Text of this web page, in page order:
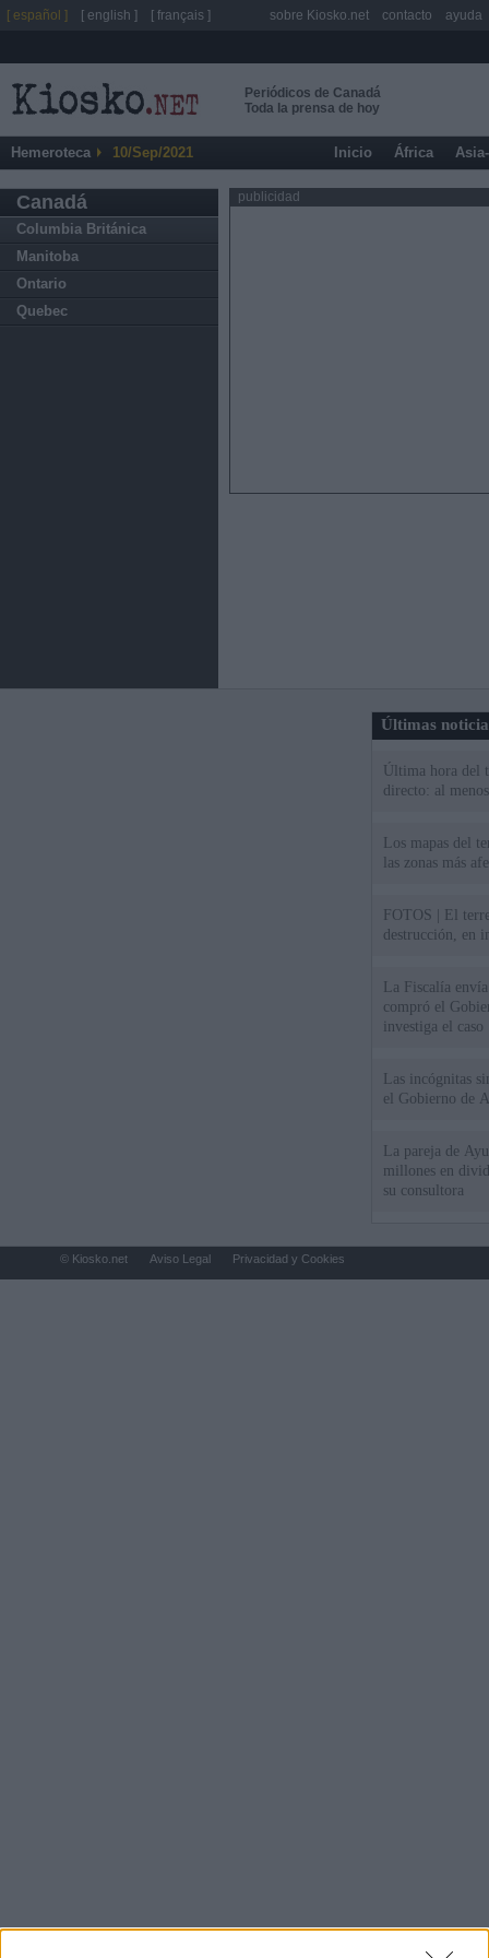
Periódicos de Canadá
Toda la prensa de hoy
Hemeroteca 10/Sep/2021 Inicio África
Canadá
Columbia Británica
Manitoba
Ontario
Quebec
publicidad
Últimas
Última hora del
directo: al
Los mapas del
las zonas más
FOTOS | El
destrucción, en
La Fiscalía
compró el
investiga el caso
Las incógnitas
el Gobierno de
La pareja de
millones en
su consultora
[ español ] [ english ] [ français ] sobre Kiosko.net contacto ayuda
© Kiosko.net Aviso Legal Privacidad y Cookies